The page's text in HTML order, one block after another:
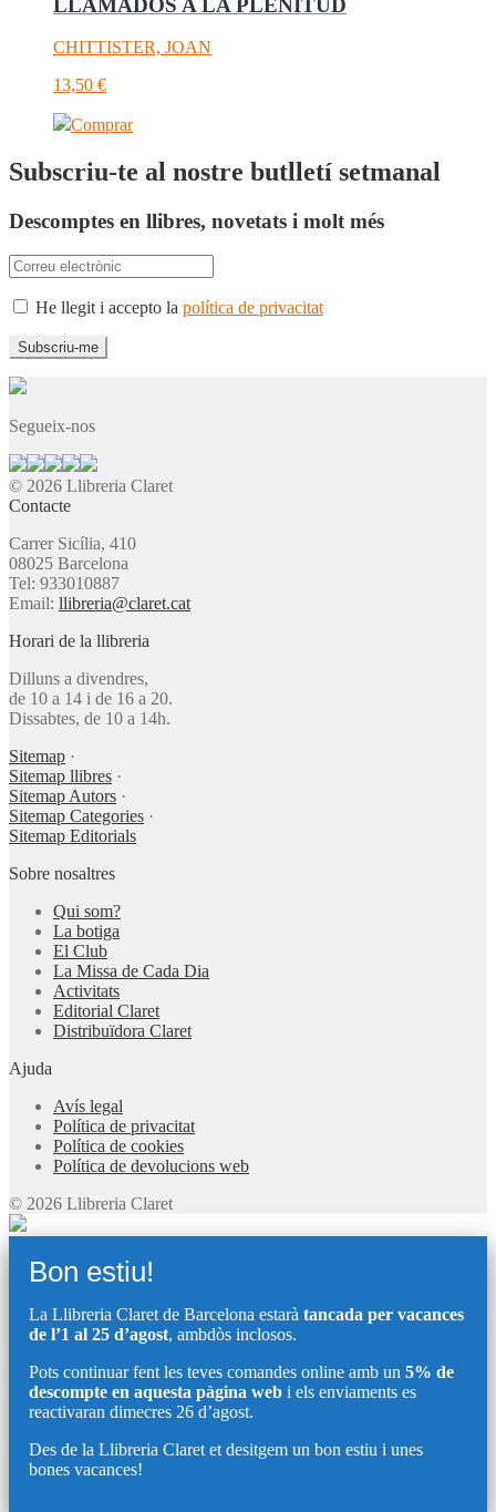
CHITTISTER, JOAN
13,50 €
Comprar
Subscriu-te al nostre butlletí setmanal
Descomptes en llibres, novetats i molt més
He llegit i accepto la política de privacitat
Segueix-nos
© 2026 Llibreria Claret
Contacte
Carrer Sicília, 410
08025 Barcelona
Tel: 933010887
Email: llibreria@claret.cat
Horari de la llibreria
Dilluns a divendres,
de 10 a 14 i de 16 a 20.
Dissabtes, de 10 a 14h.
Sitemap ·
Sitemap llibres ·
Sitemap Autors ·
Sitemap Categories ·
Sitemap Editorials
Sobre nosaltres
Qui som?
La botiga
El Club
La Missa de Cada Dia
Activitats
Editorial Claret
Distribuïdora Claret
Ajuda
Avís legal
Política de privacitat
Política de cookies
Política de devolucions web
© 2026 Llibreria Claret
Bon estiu!
La Llibreria Claret de Barcelona estarà tancada per vacances
de l’1 al 25 d’agost, ambdòs inclosos.
Pots continuar fent les teves comandes online amb un 5% de
descompte en aquesta pàgina web i els enviaments es
reactivaran dimecres 26 d’agost.
Des de la Llibreria Claret et desitgem un bon estiu i unes
bones vacances!